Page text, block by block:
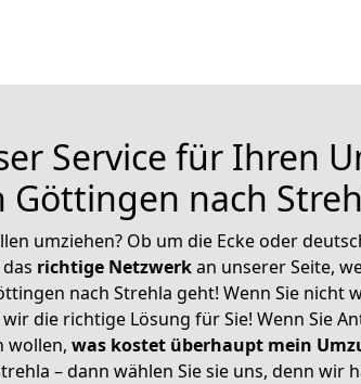
Service für Ihren
Göttingen nach
umziehen? Ob um die Ecke oder
richtige Netzwerkan unserer Seite,
nach Strehla geht! Wenn Sie nicht
die richtige Lösung für Sie! Wenn Sie
wollen, was kostet überhaupt mein
– dann wählen Sie sie uns, denn wir